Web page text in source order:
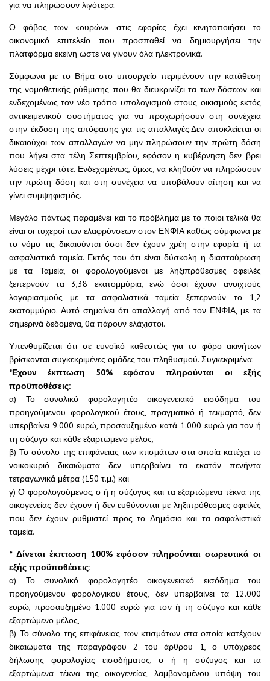
για να πληρώσουν λιγότερα.
Ο φόβος των «ουρών» στις εφορίες έχει κινητοποιήσει το
οικονομικό επιτελείο που προσπαθεί να δημιουργήσει την
πλατφόρμα εκείνη ώστε να γίνουν όλα ηλεκτρονικά.
Σύμφωνα με το Βήμα στο υπουργείο περιμένουν την κατάθεση
της νομοθετικής ρύθμισης που θα διευκρινίζει τα των δόσεων και
ενδεχομένως τον νέο τρόπο υπολογισμού στους οικισμούς εκτός
αντικειμενικού συστήματος για να προχωρήσουν στη συνέχεια
στην έκδοση της απόφασης για τις απαλλαγές.Δεν αποκλείεται οι
δικαιούχοι των απαλλαγών να μην πληρώσουν την πρώτη δόση
που λήγει στα τέλη Σεπτεμβρίου, εφόσον η κυβέρνηση δεν βρει
λύσεις μέχρι τότε. Ενδεχομένως, όμως, να κληθούν να πληρώσουν
την πρώτη δόση και στη συνέχεια να υποβάλουν αίτηση και να
γίνει συμψηφισμός.
Μεγάλο πάντως παραμένει και το πρόβλημα με το ποιοι τελικά θα
είναι οι τυχεροί των ελαφρύνσεων στον ΕΝΦΙΑ καθώς σύμφωνα με
το νόμο τις δικαιούνται όσοι δεν έχουν χρέη στην εφορία ή τα
ασφαλιστικά ταμεία. Εκτός του ότι είναι δύσκολη η διασταύρωση
με τα Ταμεία, οι φορολογούμενοι με ληξιπρόθεσμες οφειλές
ξεπερνούν τα 3,38 εκατομμύρια, ενώ όσοι έχουν ανοιχτούς
λογαριασμούς με τα ασφαλιστικά ταμεία ξεπερνούν το 1,2
εκατομμύριο. Αυτό σημαίνει ότι απαλλαγή από τον ΕΝΦΙΑ, με τα
σημερινά δεδομένα, θα πάρουν ελάχιστοι.
Υπενθυμίζεται ότι σε ευνοϊκό καθεστώς για το φόρο ακινήτων
βρίσκονται συγκεκριμένες ομάδες του πληθυσμού. Συγκεκριμένα:
*Εχουν έκπτωση 50% εφόσον πληρούνται οι εξής
προϋποθέσεις:
α) Το συνολικό φορολογητέο οικογενειακό εισόδημα του
προηγούμενου φορολογικού έτους, πραγματικό ή τεκμαρτό, δεν
υπερβαίνει 9.000 ευρώ, προσαυξημένο κατά 1.000 ευρώ για τον ή
τη σύζυγο και κάθε εξαρτώμενο μέλος,
β) Το σύνολο της επιφάνειας των κτισμάτων στα οποία κατέχει το
νοικοκυριό δικαιώματα δεν υπερβαίνει τα εκατόν πενήντα
τετραγωνικά μέτρα (150 τ.μ.) και
γ) Ο φορολογούμενος, ο ή η σύζυγος και τα εξαρτώμενα τέκνα της
οικογενείας δεν έχουν ή δεν ευθύνονται με ληξιπρόθεσμες οφειλές
που δεν έχουν ρυθμιστεί προς το Δημόσιο και τα ασφαλιστικά
ταμεία.
* Δίνεται έκπτωση 100% εφόσον πληρούνται σωρευτικά οι
εξής προϋποθέσεις:
α) Το συνολικό φορολογητέο οικογενειακό εισόδημα του
προηγούμενου φορολογικού έτους, δεν υπερβαίνει τα 12.000
ευρώ, προσαυξημένο 1.000 ευρώ για τον ή τη σύζυγο και κάθε
εξαρτώμενο μέλος,
β) Το σύνολο της επιφάνειας των κτισμάτων στα οποία κατέχουν
δικαιώματα της παραγράφου 2 του άρθρου 1, ο υπόχρεος
δήλωσης φορολογίας εισοδήματος, ο ή η σύζυγος και τα
εξαρτώμενα τέκνα της οικογενείας, λαμβανομένου υπόψη του